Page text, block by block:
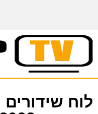
לוח שידורים